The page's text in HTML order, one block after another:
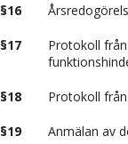
§16
§17
Protokoll
§18 Protokoll
§19 Anmälan av